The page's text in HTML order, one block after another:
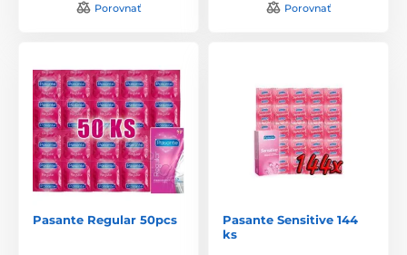
Porovnať Porovnať
Pasante Regular 50pcs
Pasante Sensitive 144
ks